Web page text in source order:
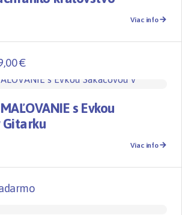
Viac info
€
s Evkou
Gitarku
Viac info